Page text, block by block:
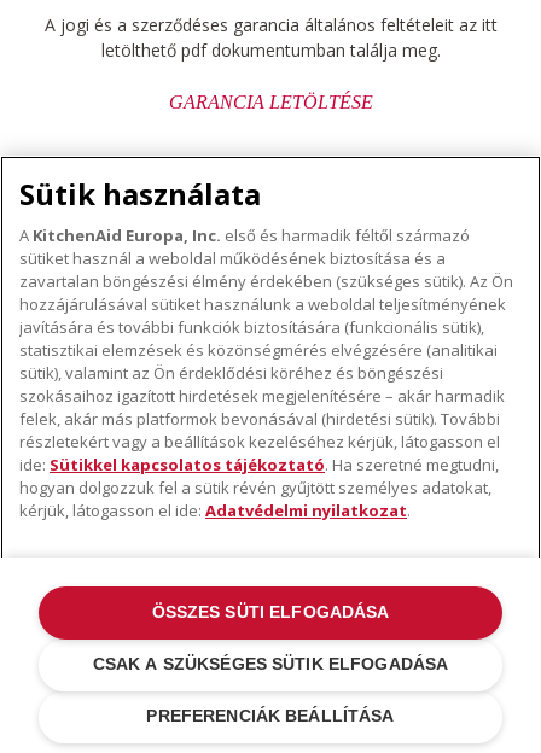
A jogi és a szerződéses garancia általános feltételeit az itt
letölthető pdf dokumentumban találja meg.
GARANCIA LETÖLTÉSE
A KITCHENAID MÁRKÁRÓL
A márka lényege
A márka története
ODR
TÁMOGATÁS
Hol lehet megvenni
Garancia és dokumentumok
Ügyfélszolgálat
KÖVESSEN BENNÜNKET
©2022 Minden jog fenntartva. A KitchenAid és a robotgép kialakítása az
USA-ban és máshol bejegyzett védjegyek .Adatvédelmi nyilatkozat
Sütik.További országok
Sütik használata
A KitchenAid Europa, Inc. első és harmadik féltől származó
sütiket használ a weboldal működésének biztosítása és a
zavartalan böngészési élmény érdekében (szükséges sütik). Az Ön
hozzájárulásával sütiket használunk a weboldal teljesítményének
javítására és további funkciók biztosítására (funkcionális sütik),
statisztikai elemzések és közönségmérés elvégzésére (analitikai
sütik), valamint az Ön érdeklődési köréhez és böngészési
szokásaihoz igazított hirdetések megjelenítésére – akár harmadik
felek, akár más platformok bevonásával (hirdetési sütik). További
részletekért vagy a beállítások kezeléséhez kérjük, látogasson el
ide: Sütikkel kapcsolatos tájékoztató. Ha szeretné megtudni,
hogyan dolgozzuk fel a sütik révén gyűjtött személyes adatokat,
kérjük, látogasson el ide: Adatvédelmi nyilatkozat.
PREFERENCIÁK BEÁLLÍTÁSA
CSAK A SZÜKSÉGES SÜTIK ELFOGADÁSA
ÖSSZES SÜTI ELFOGADÁSA